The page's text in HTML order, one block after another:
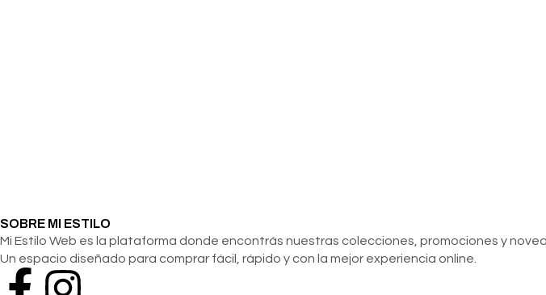
SOBRE MI ESTILO
Mi Estilo Web es la plataforma donde encontrás nuestras colecciones, promociones y
Un espacio diseñado para comprar fácil, rápido y con la mejor experiencia online.